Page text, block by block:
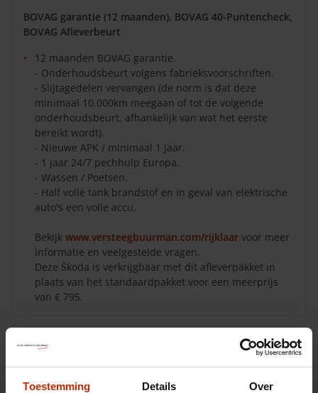
Toestemming Details Over
BOVAG garantie (12 maanden), BOVAG 40-Puntencheck,
BOVAG Afleverbeurt
12 maanden BOVAG garantie.
- Onderhoudsbeurt volgens fabrieksvoorschriften.
- Slijtagedelen vervangen (de norm is dat deze
minimaal 10.000km meegaan of tot de volgende
onderhoudsbeurt, afhankelijk van wat het eerste
bereikt wordt).
- Nieuwe APK / minimaal 1 jaar.
- 1 jaar 24/7 pechhulp Europa.
- Wassen / Poetsen.
- Half volle tank brandstof en in geval van elektrische
auto's een volle accu.
Bekijk www.versteegbuurman.com/rijklaar voor meer
informatie en veelgestelde vragen.
Deze Škoda is verkrijgbaar met dit afleverpakket in
plaats van het standaardpakket voor een meerprijs
van € 795.
Aanvraag